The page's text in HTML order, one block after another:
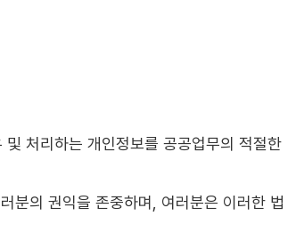
및 처리하는 개인정보를 공공업무의 적절한
분의 권익을 존중하며, 여러분은 이러한 법